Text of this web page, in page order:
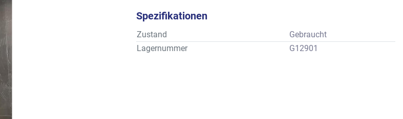
Spezifikationen
Zustand
Gebraucht
Lagernummer
G12901